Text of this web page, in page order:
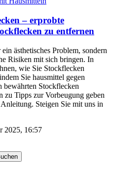
– erprobte
zu entfernen
ästhetisches Problem, sondern
Risiken mit sich bringen. In
wie Sie Stockflecken
Sie hausmittel gegen
bewährten Stockflecken
zu Tipps zur Vorbeugung geben
Steigen Sie mit uns in
2025, 16:57